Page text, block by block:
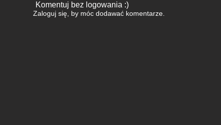
Komentuj bez logowania :)
Zaloguj się, by móc dodawać komentarze.